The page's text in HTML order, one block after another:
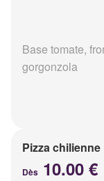
Base tomate,
gorgonzola
Pizza chilienne
Dès 10.00 €